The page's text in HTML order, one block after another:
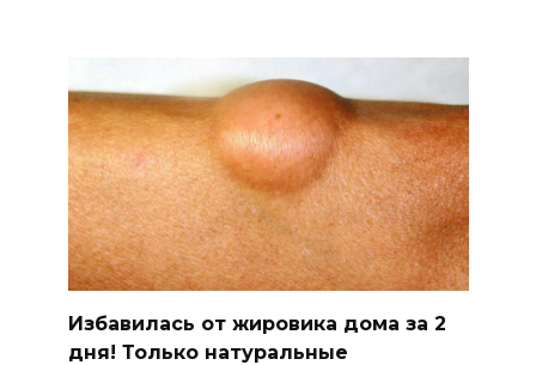
Избавилась от жировика дома за 2
дня! Только натуральные